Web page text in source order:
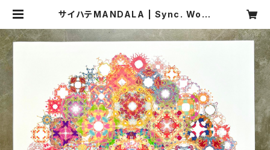
サイハテMANDALA | Sync. Work